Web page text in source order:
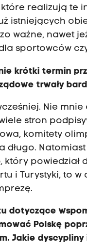
realizują te
istniejących
ważne, nawet
sportowców
krótki termin
trwały
Nie
stron
komitety
powiedział
i Turystyki, to
dotyczące
Polskę
Jakie